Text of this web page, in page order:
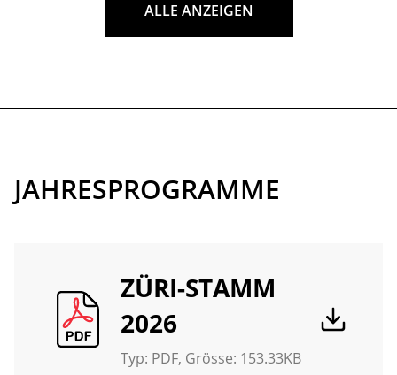
22. Januar 2027|17:30
LE MUTZEN-STAMM
da Luca Programmstamm
ALLE ANZEIGEN
JAHRESPROGRAMME
ZÜRI-STAMM
2026
Typ: PDF, Grösse: 153.33KB